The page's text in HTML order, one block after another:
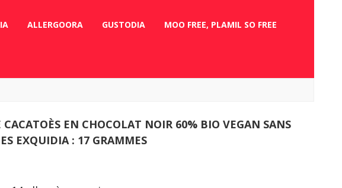
ALLERGOORA GUSTODIA MOO FREE, PLAMIL SO FREE
CACATOÈS EN CHOCOLAT NOIR 60% BIO VEGAN SANS
EXQUIDIA : 17 GRAMMES